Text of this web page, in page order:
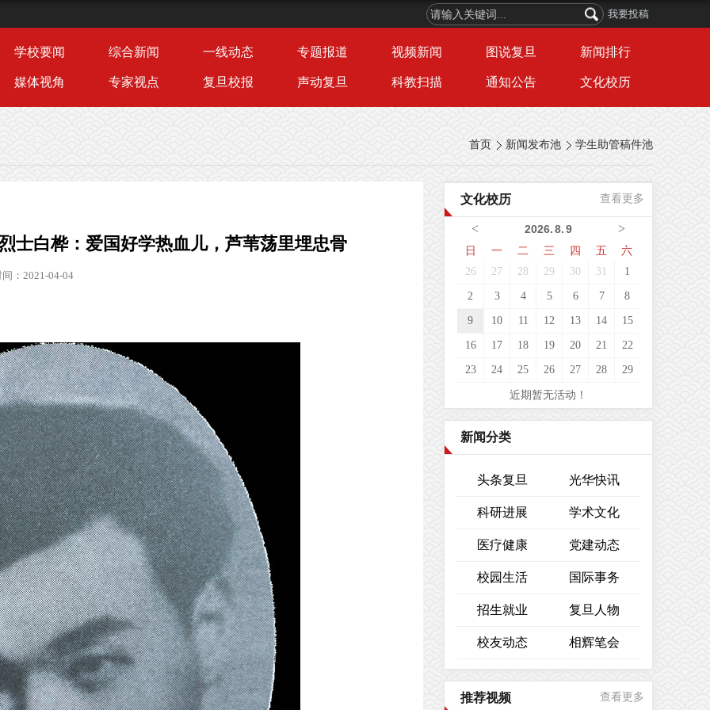
我要投稿
学校要闻 综合新闻 一线动态 专题报道 视频新闻 图说复旦 新闻排行
媒体视角 专家视点 复旦校报 声动复旦 科教扫描 通知公告 文化校历
首页 新闻发布池 学生助管稿件池
士白桦：爱国好学热血儿，芦苇荡里埋忠骨
：2021-04-04
文化校历 查看更多
< >
2026.8.9
日
一 二 三 四 五 六
26 27 28 29 30 31 1
2 3 4 5 6 7 8
9 10 11 12 13 14 15
16 17 18 19 20 21 22
23 24 25 26 27 28 29
近期暂无活动！
新闻分类
头条复旦 光华快讯
科研进展 学术文化
医疗健康 党建动态
校园生活 国际事务
招生就业 复旦人物
校友动态 相辉笔会
推荐视频 查看更多